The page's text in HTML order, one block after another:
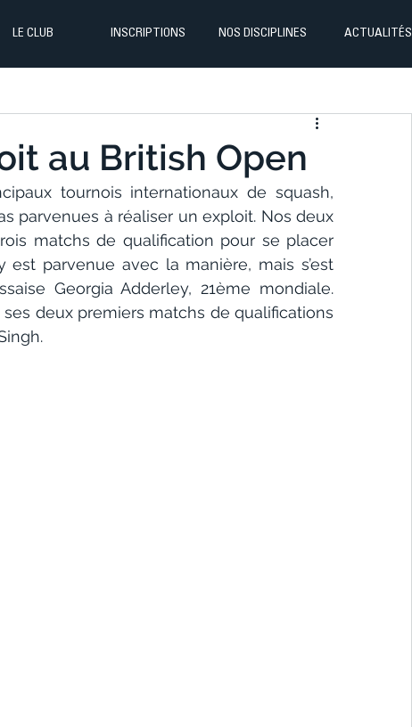
LE CLUB INSCRIPTIONS NOS DISCIPLINES ACTUALITÉS
au British Open
tournois internationaux de squash,
parvenues à réaliser un exploit. Nos deux
matchs de qualification pour se placer
parvenue avec la manière, mais s’est
Georgia Adderley, 21ème mondiale.
deux premiers matchs de qualifications